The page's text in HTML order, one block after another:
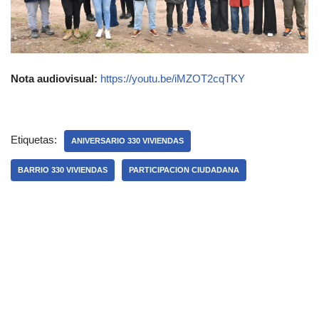
Nota audiovisual: https://youtu.be/iMZOT2cqTKY
Etiquetas: ANIVERSARIO 330 VIVIENDAS
BARRIO 330 VIVIENDAS PARTICIPACION CIUDADANA